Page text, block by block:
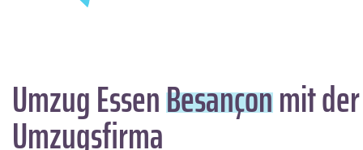
Umzug EssenBesançonmit
Umzugsfirma